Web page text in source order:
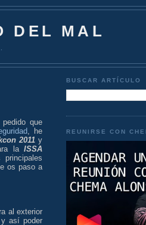
DEL MAL
que
, he
2011y
laISSA
os paso a
al exterior
así poder
BUSCAR ARTÍCULO
REUNIRSE CON